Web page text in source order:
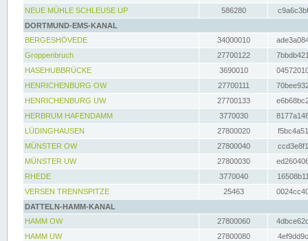
NEUE MÜHLE SCHLEUSE UP
586280
DORTMUND-EMS-KANAL
BERGESHÖVEDE
34000010
Groppenbruch
27700122
HASEHUBBRÜCKE
3690010
HENRICHENBURG OW
27700111
HENRICHENBURG UW
27700133
HERBRUM HAFENDAMM
3770030
LÜDINGHAUSEN
27800020
MÜNSTER OW
27800040
MÜNSTER UW
27800030
RHEDE
3770040
VERSEN TRENNSPITZE
25463
DATTELN-HAMM-KANAL
HAMM OW
27800060
HAMM UW
27800080